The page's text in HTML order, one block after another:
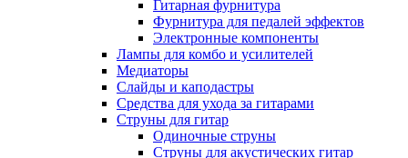
Гитарная фурнитура
Фурнитура для педалей эффектов
Электронные компоненты
Лампы для комбо и усилителей
Медиаторы
Слайды и каподастры
Средства для ухода за гитарами
Струны для гитар
Одиночные струны
Струны для акустических гитар